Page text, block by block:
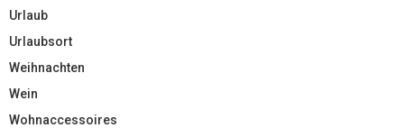
Urlaub
Urlaubsort
Weihnachten
Wein
Wohnaccessoires